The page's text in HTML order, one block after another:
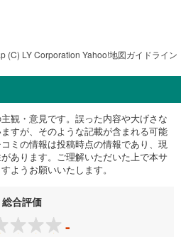
(C) LY Corporation Yahoo!地図ガイドライン
観・意見です。誤った内容や大げさな
すが、そのような記載が含まれる可能
ミの情報は投稿時点の情報であり、現
あります。ご理解いただいた上で本サ
ようお願いいたします。
総合評価
-